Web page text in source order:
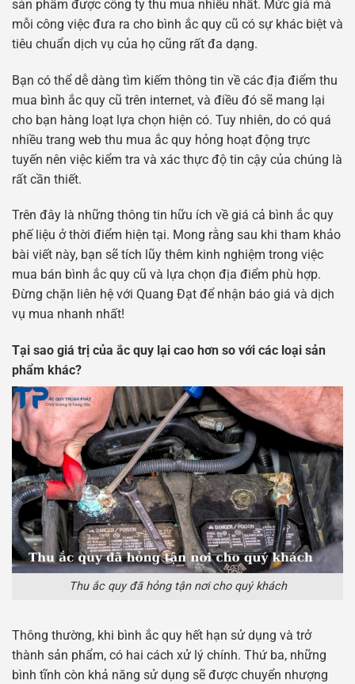
sản phẩm được công ty thu mua nhiều nhất. Mức giá mà
mỗi công việc đưa ra cho bình ắc quy cũ có sự khác biệt và
tiêu chuẩn dịch vụ của họ cũng rất đa dạng.
Bạn có thể dễ dàng tìm kiếm thông tin về các địa điểm thu
mua bình ắc quy cũ trên internet, và điều đó sẽ mang lại
cho bạn hàng loạt lựa chọn hiện có. Tuy nhiên, do có quá
nhiều trang web thu mua ắc quy hỏng hoạt động trực
tuyến nên việc kiểm tra và xác thực độ tin cậy của chúng là
rất cần thiết.
Trên đây là những thông tin hữu ích về giá cả bình ắc quy
phế liệu ở thời điểm hiện tại. Mong rằng sau khi tham khảo
bài viết này, bạn sẽ tích lũy thêm kinh nghiệm trong việc
mua bán bình ắc quy cũ và lựa chọn địa điểm phù hợp.
Đừng chặn liên hệ với Quang Đạt để nhận báo giá và dịch
vụ mua nhanh nhất!
Tại sao giá trị của ắc quy lại cao hơn so với các loại sản
phẩm khác?
Thu ắc quy đã hỏng tận nơi cho quý khách
Thông thường, khi bình ắc quy hết hạn sử dụng và trở
thành sản phẩm, có hai cách xử lý chính. Thứ ba, những
bình tĩnh còn khả năng sử dụng sẽ được chuyển nhượng